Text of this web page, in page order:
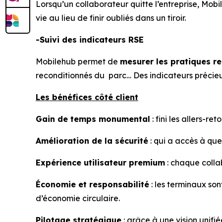
Lorsqu’un collaborateur quitte l’entreprise,
vie au lieu de finir oubliés dans un tiroir.
-Suivi des indicateurs RSE
Mobilehub permet de mesurer les pratiques
reconditionnés du parc… Des indicateurs
Les bénéfices côté client
Gain de temps monumental : fini les allers-
Amélioration de la sécurité : qui a accès à
Expérience utilisateur premium : chaque
Économie et responsabilité : les terminaux
d’économie circulaire.
Pilotage stratégique : grâce à une vision